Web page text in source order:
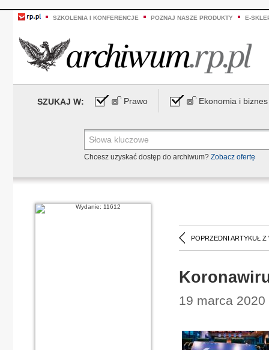
SZKOLENIA I KONFERENCJE POZNAJ NASZE PRODUKTY E-
SZUKAJ W: Prawo Ekonomia i biznes
Chcesz uzyskać dostęp do archiwum? Zobacz ofertę
POPRZEDNI ARTYKUŁ Z
19 marca